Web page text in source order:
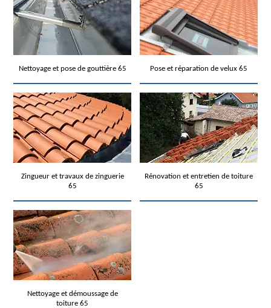
Nettoyage et pose de gouttière 65 Pose et réparation de velux 65
Zingueur et travaux de zinguerie
65
Rénovation et entretien de toiture
65
Nettoyage et démoussage de
toiture 65